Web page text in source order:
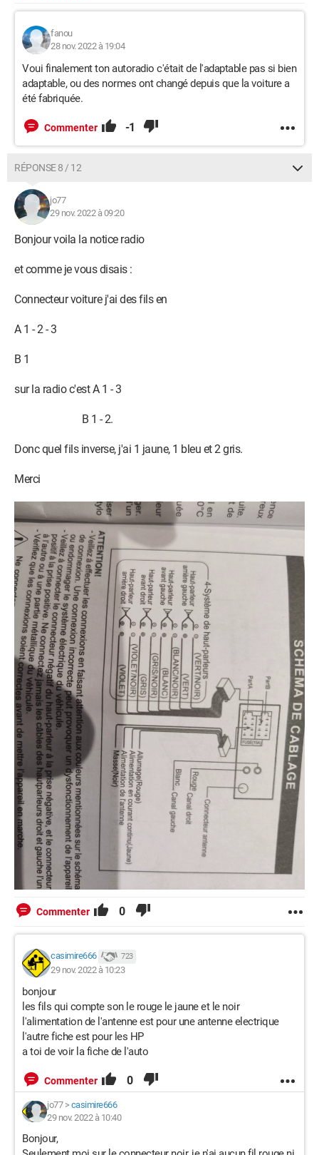
fanou
28 nov. 2022 à 19:04
Voui finalement ton autoradio c'était de l'adaptable pas si bien
adaptable, ou des normes ont changé depuis que la voiture a
été fabriquée.
Commenter -1
RÉPONSE 8 / 12
jo77
29 nov. 2022 à 09:20
Bonjour voila la notice radio
et comme je vous disais :
Connecteur voiture j'ai des fils en
A 1 - 2 - 3
B 1
sur la radio c'est A 1 - 3
B 1 - 2.
Donc quel fils inverse, j'ai 1 jaune, 1 bleu et 2 gris.
Merci
Commenter 0
casimire666 723
29 nov. 2022 à 10:23
bonjour
les fils qui compte son le rouge le jaune et le noir
l'alimentation de l'antenne est pour une antenne electrique
l'autre fiche est pour les HP
a toi de voir la fiche de l'auto
Commenter 0
jo77> casimire666
29 nov. 2022 à 10:40
Bonjour,